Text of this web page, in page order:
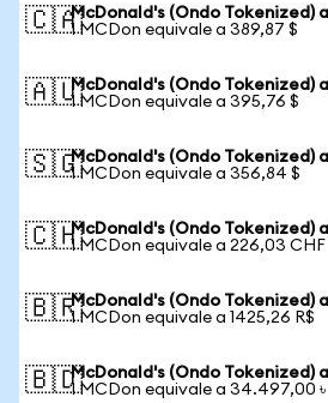
🇨🇦McDonald's (Ondo Tokenized)
1 MCDon equivale a 389,87 $
🇦🇺McDonald's (Ondo Tokenized)
1 MCDon equivale a 395,76 $
🇸🇬McDonald's (Ondo Tokenized)
1 MCDon equivale a 356,84 $
🇨🇭McDonald's (Ondo Tokenized)
1 MCDon equivale a 226,03 CHF
🇧🇷McDonald's (Ondo Tokenized)
1 MCDon equivale a 1425,26 R$
🇧🇩McDonald's (Ondo Tokenized)
1 MCDon equivale a 34.497,00 ৳